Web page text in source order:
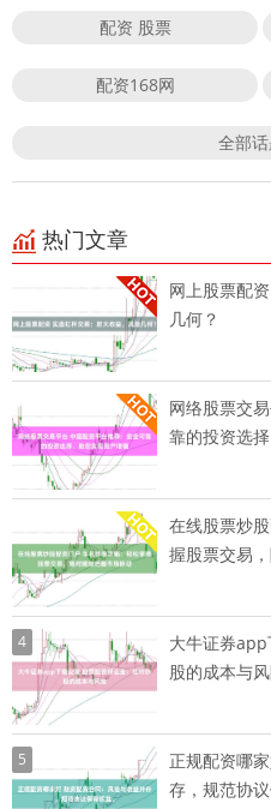
配资 股票
配资168网
全部
热门文章
网上股票配
几何？
网络股票交
靠的投资选
在线股票炒
握股票交易
4
大牛证券
股的成本与
5
正规配资哪
存，规范协